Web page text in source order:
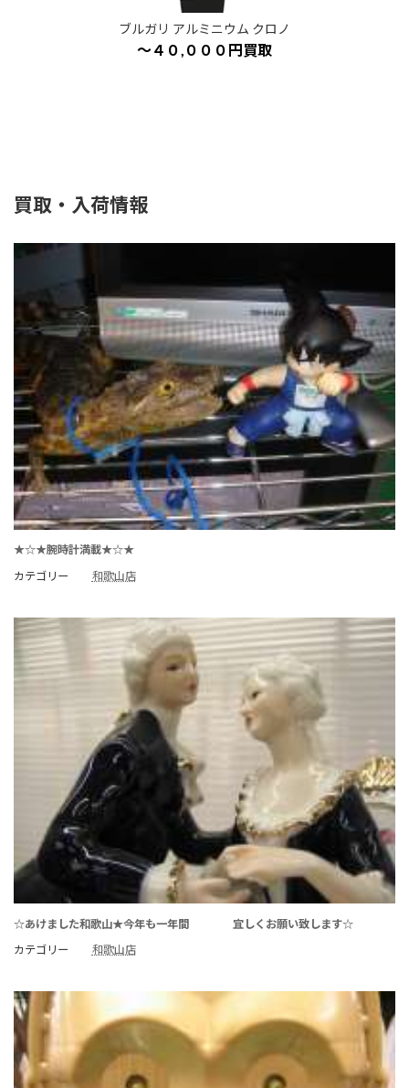
ブルガリ アルミニウム クロノ
～４０,０００円買取
買取・入荷情報
★☆★腕時計満載★☆★
カテゴリー
和歌山店
☆あけました和歌山★今年も一年間 宜しくお願い致します☆
カテゴリー
和歌山店